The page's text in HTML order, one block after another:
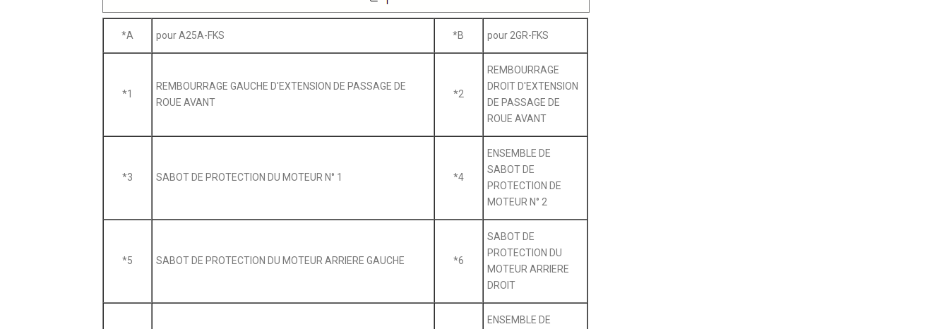
*A pour A25A-FKS *B pour 2GR-FKS
*1
REMBOURRAGE GAUCHE D'EXTENSION DE PASSAGE DE
ROUE AVANT
*2
REMBOURRAGE
DROIT D'EXTENSION
DE PASSAGE DE
ROUE AVANT
*3 SABOT DE PROTECTION DU MOTEUR N° 1 *4
ENSEMBLE DE
SABOT DE
PROTECTION DE
MOTEUR N° 2
*5 SABOT DE PROTECTION DU MOTEUR ARRIERE GAUCHE *6
SABOT DE
PROTECTION DU
MOTEUR ARRIERE
DROIT
ENSEMBLE DE